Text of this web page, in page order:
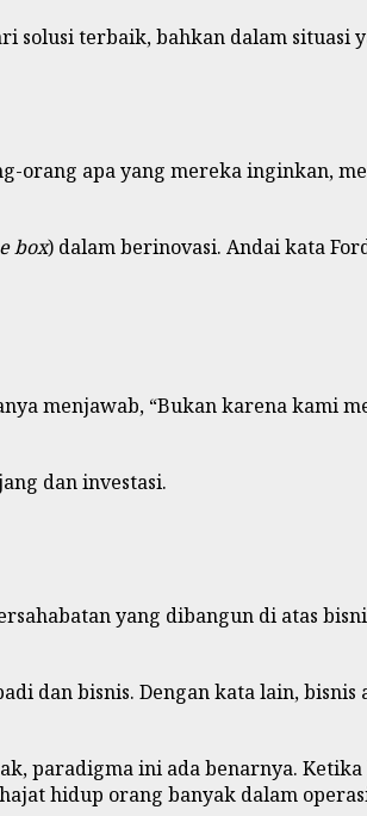
solusi terbaik, bahkan dalam situasi
orang apa yang mereka inginkan,
box) dalam berinovasi. Andai kata
menjawab, “Bukan karena kami
dan investasi.
yang dibangun di atas
dan bisnis. Dengan kata lain, bisnis
paradigma ini ada benarnya.
hidup orang banyak dalam